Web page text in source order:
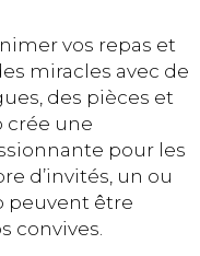
vos repas et
miracles avec de
des pièces et
crée une
pour les
d’invités, un ou
peuvent être
convives.